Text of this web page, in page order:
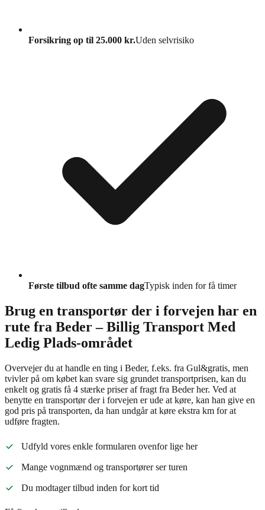
Forsikring op til 25.000 kr.Uden selvrisiko
Første tilbud ofte samme dagTypisk inden for få timer
Brug en transportør der i forvejen har en
rute fra Beder – Billig Transport Med
Ledig Plads-området
Overvejer du at handle en ting i Beder, f.eks. fra Gul&gratis, men
tvivler på om købet kan svare sig grundet transportprisen, kan du
enkelt og gratis få 4 stærke priser af fragt fra Beder her. Ved at
benytte en transportør der i forvejen er ude at køre, kan han give en
god pris på transporten, da han undgår at køre ekstra km for at
udføre fragten.
Udfyld vores enkle formularen ovenfor lige her
Mange vognmænd og transportører ser turen
Du modtager tilbud inden for kort tid